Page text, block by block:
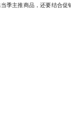
季主推商品，还要结合